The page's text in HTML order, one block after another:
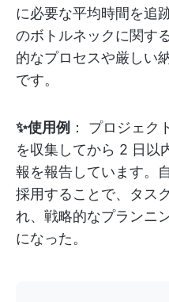
に必要な平均時間を追
のボトルネックに関す
的なプロセスや厳しい
です。
✨使用例 ： プロジェク
を収集してから 2 日以
報を報告しています。
採用することで、タス
れ、戦略的なプランニ
になった。